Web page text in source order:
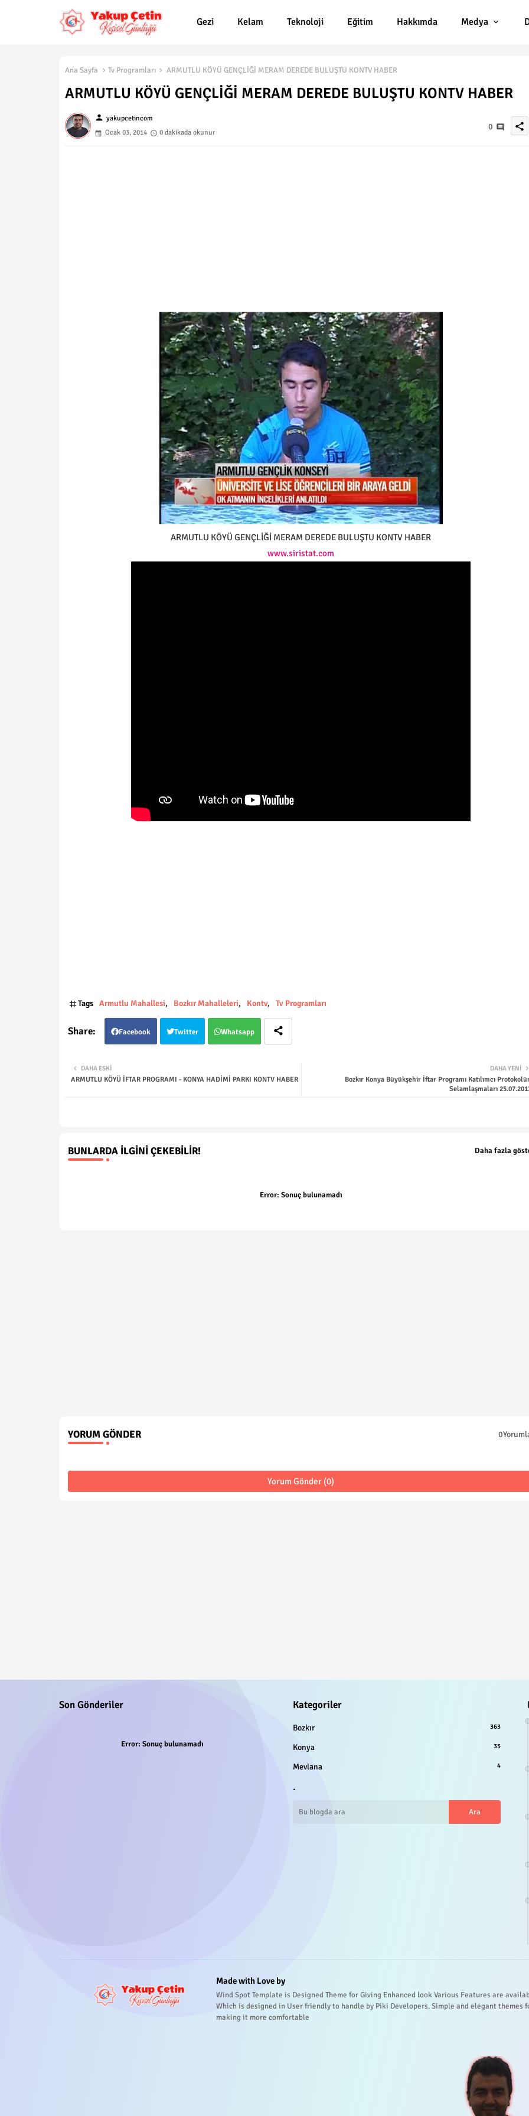
Gezi Kelam Teknoloji Eğitim Hakkımda Medya
Ana Sayfa Tv Programları ARMUTLU KÖYÜ GENÇLİĞİ MERAM DEREDE BULUŞTU KONTV HABER
ARMUTLU KÖYÜ GENÇLİĞİ MERAM DEREDE BULUŞTU KONTV HABER
person yakupcetincom
Ocak 03, 2014
0 dakikada okunur
0 share
ARMUTLU KÖYÜ GENÇLİĞİ MERAM DEREDE BULUŞTU KONTV HABER
www.siristat.com
Tags Armutlu Mahallesi Bozkır Mahalleleri Kontv Tv Programları
Facebook Twitter Whatsapp
DAHA YENI
Bozkır Konya Büyükşehir İftar Programı Katılımcı
Selamlaşmaları
DAHA ESKI
ARMUTLU KÖYÜ İFTAR PROGRAMI - KONYA HADİMİ PARKI KONTV HABER
BUNLARDA İLGINI ÇEKEBILIR! Daha fazla
Error: Sonuç bulunamadı
YORUM GÖNDER
Yorum Gönder (0)
Son Gönderiler
Error: Sonuç bulunamadı
Kategoriler
Bozkır 363
Konya 35
Mevlana 4
.
Made with Love by
Wind Spot Template is Designed Theme for Giving Enhanced look Various Features are
Which is designed in User friendly to handle by Piki Developers. Simple and elegant themes
making it more comfortable